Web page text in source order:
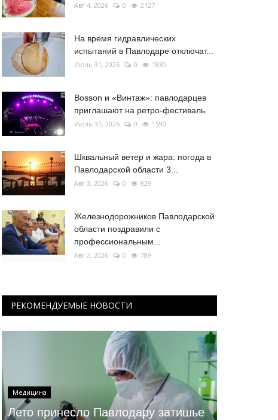
Авг 4, 2026 0 2127
На время гидравлических
испытаний в Павлодаре отключат...
Июль 31, 2026 0 1830
Bosson и «Винтаж»: павлодарцев
приглашают на ретро-фестиваль
Июль 31, 2026 0 1590
Шквальный ветер и жара: погода в
Павлодарской области 3...
Авг 3, 2026 0 829
Железнодорожников Павлодарской
области поздравили с
профессиональным...
Авг 2, 2026 0 789
РЕКОМЕНДУЕМЫЕ НОВОСТИ
Медицина
Лето принесло Павлодару затишье